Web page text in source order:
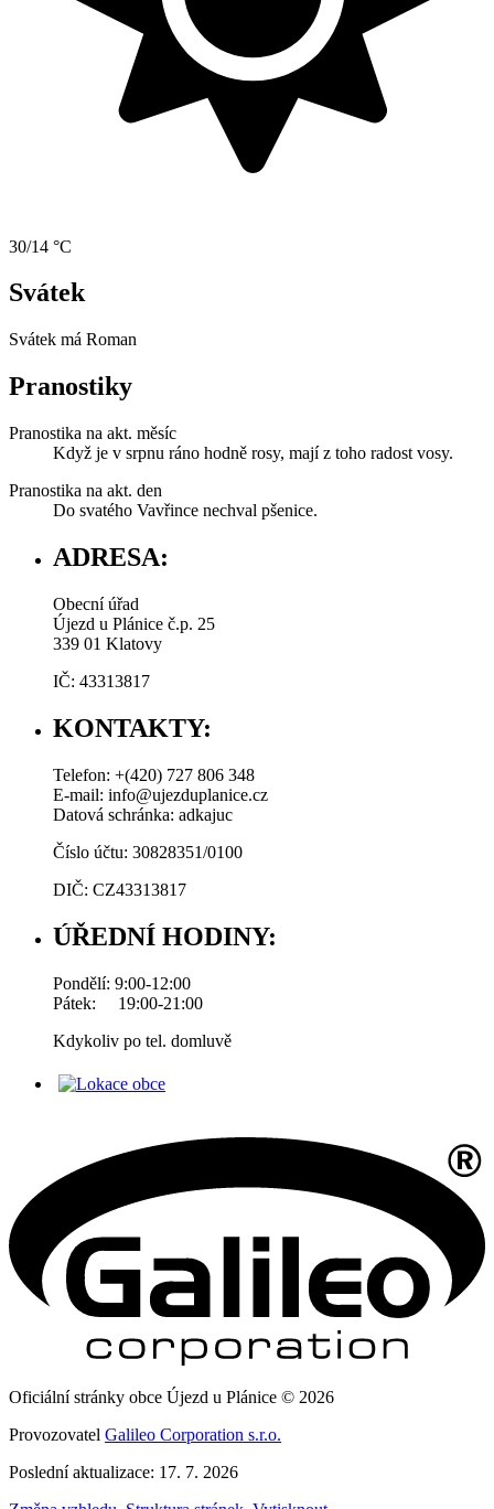
30/14 °C
Svátek
Svátek má Roman
Pranostiky
Pranostika na akt. měsíc
Když je v srpnu ráno hodně rosy, mají z toho radost vosy.
Pranostika na akt. den
Do svatého Vavřince nechval pšenice.
ADRESA:
Obecní úřad
Újezd u Plánice č.p. 25
339 01 Klatovy
IČ: 43313817
KONTAKTY:
Telefon: +(420) 727 806 348
E-mail: info@ujezduplanice.cz
Datová schránka: adkajuc
Číslo účtu: 30828351/0100
DIČ: CZ43313817
ÚŘEDNÍ HODINY:
Pondělí: 9:00-12:00
Pátek: 19:00-21:00
Kdykoliv po tel. domluvě
Oficiální stránky obce Újezd u Plánice © 2026
Provozovatel Galileo Corporation s.r.o.
Poslední aktualizace: 17. 7. 2026